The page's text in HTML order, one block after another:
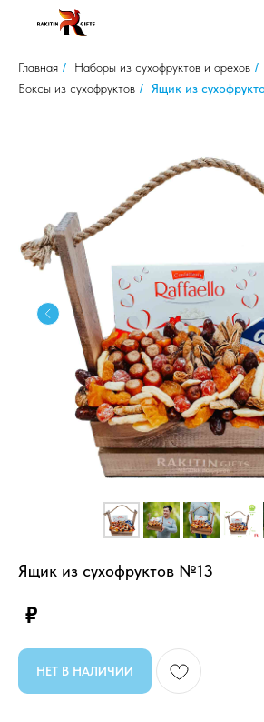
Главная / Наборы из сухофруктов и орехов /
Боксы из сухофруктов / Ящик из
Ящик из сухофруктов №13
₽
НЕТ В НАЛИЧИИ